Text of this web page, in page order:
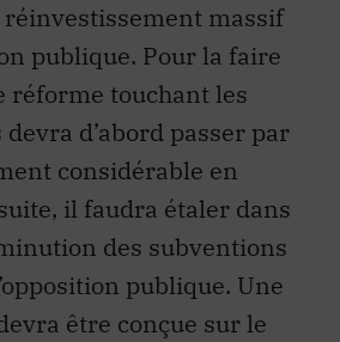
massif
publique. Pour la faire
réforme touchant les
d’abord passer par
considérable en
il faudra étaler dans
des subventions
publique. Une
être conçue sur le